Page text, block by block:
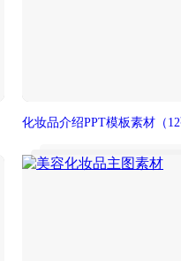
化妆品介绍PPT模板素材 （